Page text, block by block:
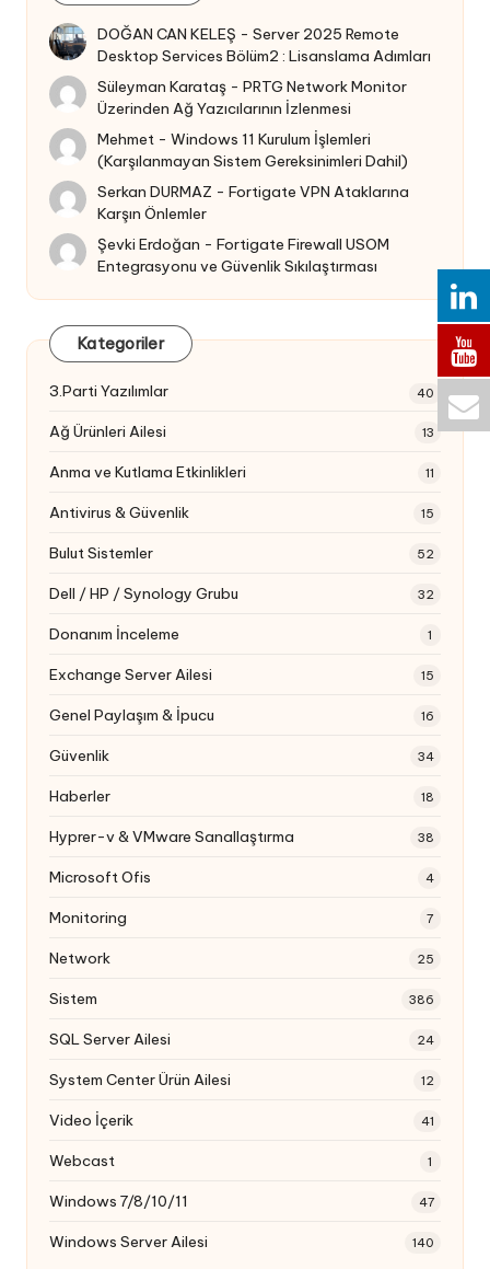
DOĞAN CAN KELEŞ -Server 2025 Remote
Desktop Services Bölüm2 : Lisanslama Adımları
Süleyman Karataş -PRTG Network Monitor
Üzerinden Ağ Yazıcılarının İzlenmesi
Mehmet -Windows 11 Kurulum İşlemleri
(Karşılanmayan Sistem Gereksinimleri Dahil)
Serkan DURMAZ -Fortigate VPN Ataklarına
Karşın Önlemler
Şevki Erdoğan -Fortigate Firewall USOM
Entegrasyonu ve Güvenlik Sıkılaştırması
Kategoriler
3.Parti Yazılımlar 40
Ağ Ürünleri Ailesi 13
Anma ve Kutlama Etkinlikleri 11
Antivirus & Güvenlik 15
Bulut Sistemler 52
Dell / HP / Synology Grubu 32
Donanım İnceleme 1
Exchange Server Ailesi 15
Genel Paylaşım & İpucu 16
Güvenlik 34
Haberler 18
Hyprer-v & VMware Sanallaştırma 38
Microsoft Ofis 4
Monitoring 7
Network 25
Sistem 386
SQL Server Ailesi 24
System Center Ürün Ailesi 12
Video İçerik 41
Webcast 1
Windows 7/8/10/11 47
Windows Server Ailesi 140